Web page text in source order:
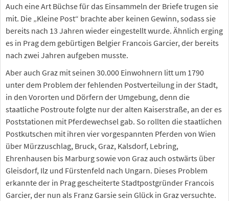
Auch eine Art Büchse für das Einsammeln der Briefe trugen sie
mit. Die „Kleine Post“ brachte aber keinen Gewinn, sodass sie
bereits nach 13 Jahren wieder eingestellt wurde. Ähnlich erging
es in Prag dem gebürtigen Belgier Francois Garcier, der bereits
nach zwei Jahren aufgeben musste.
Aber auch Graz mit seinen 30.000 Einwohnern litt um 1790
unter dem Problem der fehlenden Postverteilung in der Stadt,
in den Vororten und Dörfern der Umgebung, denn die
staatliche Postroute folgte nur der alten Kaiserstraße, an der es
Poststationen mit Pferdewechsel gab. So rollten die staatlichen
Postkutschen mit ihren vier vorgespannten Pferden von Wien
über Mürzzuschlag, Bruck, Graz, Kalsdorf, Lebring,
Ehrenhausen bis Marburg sowie von Graz auch ostwärts über
Gleisdorf, Ilz und Fürstenfeld nach Ungarn. Dieses Problem
erkannte der in Prag gescheiterte Stadtpostgründer Francois
Garcier, der nun als Franz Garsie sein Glück in Graz versuchte.